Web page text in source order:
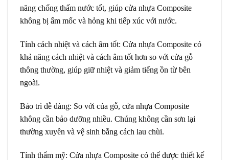
năng chống thấm nước tốt, giúp cửa nhựa Composite
không bị ẩm mốc và hỏng khi tiếp xúc với nước.
Tính cách nhiệt và cách âm tốt: Cửa nhựa Composite có
khả năng cách nhiệt và cách âm tốt hơn so với cửa gỗ
thông thường, giúp giữ nhiệt và giảm tiếng ồn từ bên
ngoài.
Bảo trì dễ dàng: So với của gỗ, cửa nhựa Composite
không cần bảo dưỡng nhiều. Chúng không cần sơn lại
thường xuyên và vệ sinh bằng cách lau chùi.
Tính thẩm mỹ: Cửa nhựa Composite có thể được thiết kế